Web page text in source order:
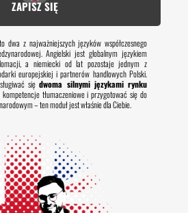
ZAPISZ SIĘ
dwa z najważniejszych języków współczesnego
Angielski jest globalnym językiem
a niemiecki od lat pozostaje jednym z
europejskiej i partnerów handlowych Polski.
siędwoma silnymi językami rynku
tłumaczeniowe i przygotować się do
– ten moduł jest właśnie dla Ciebie.